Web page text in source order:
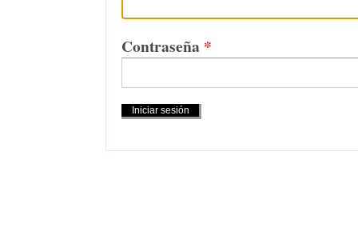
Contraseña *
Acciones